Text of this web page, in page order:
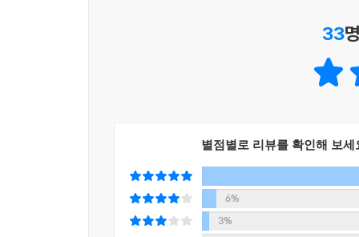
33
별점별로 리뷰를 확인해 보세
6%
3%